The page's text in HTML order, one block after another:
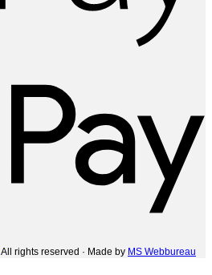
All rights reserved · Made by MS Webbureau